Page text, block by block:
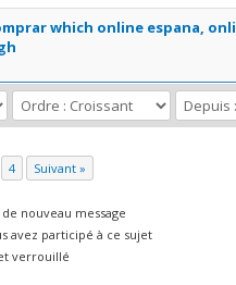
which online espana,
4 Suivant »
de nouveau message
avez participé à ce sujet
verrouillé